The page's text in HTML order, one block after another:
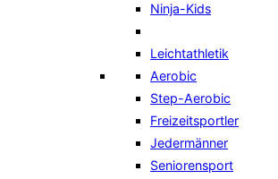
Ninja-Kids
Leichtathletik
Aerobic
Step-Aerobic
Freizeitsportler
Jedermänner
Seniorensport